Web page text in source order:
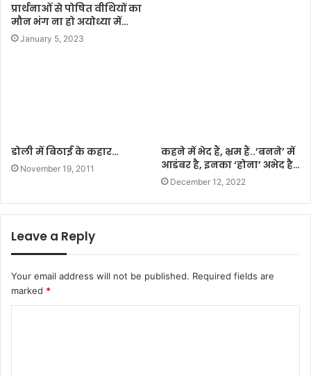
प्रार्थनाओं से पोषित वीथियों का
मौन भंग ना हो अयोध्या में…
January 5, 2023
डोली में बिठाई के कहार…
November 19, 2011
कहने में भेद हैं, भ्रम हैं..’बनने’ में
आडंबर है, इनका ‘होना’ अभेद है…
December 12, 2022
Leave a Reply
Your email address will not be published. Required fields are
marked *